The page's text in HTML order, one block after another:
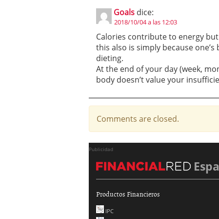
Goals dice:
2018/10/04 a las 12:03
Calories contribute to energy
this also is simply because
dieting.
At the end of your day (week,
body doesn’t value your
Comments are closed.
Publicidad
Productos Financieros
IPC